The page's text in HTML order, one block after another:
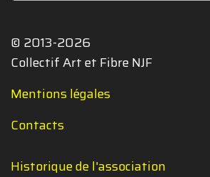
© 2013-2026
Collectif Art et Fibre NJF
Mentions légales
Contacts
Historique de l'association